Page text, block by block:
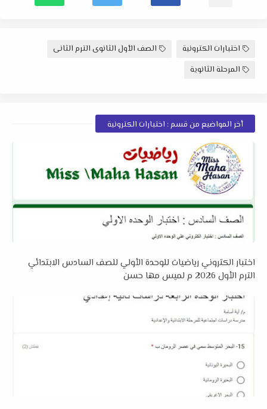
اختبارات الكترونية
الصف الأول الثانوى الترم الثانى
المرحلة الثانوية
أخر المواضيع من قسم : اختبارات الكترونية
اختبار الكتروني رياضيات للوحدة الأولي للصف السادس الابتدائي
الترم الأول 2026 م لميس مها حسن